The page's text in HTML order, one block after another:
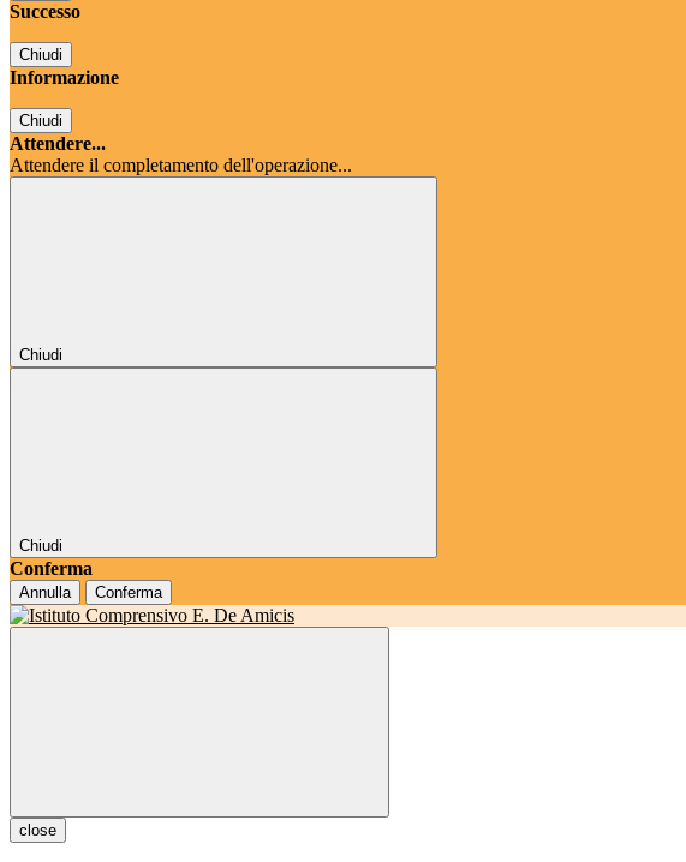
Successo
Chiudi
Informazione
Chiudi
Attendere...
Attendere il completamento dell'operazione...
Chiudi
Chiudi
Conferma
Annulla Conferma
close